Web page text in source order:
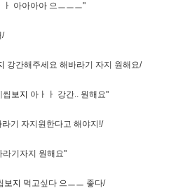
ㅏ 아아아아 으ㅡㅡㅡ"
/
강간해주세요 해바라기 자지 원해요/
씹 보지 아ㅏㅏ 강간.. 원해요"
기 자지원한다고 해야지!/
라기자지 원해요"
보지 먹고싶다 으ㅡㅡ 좋다/